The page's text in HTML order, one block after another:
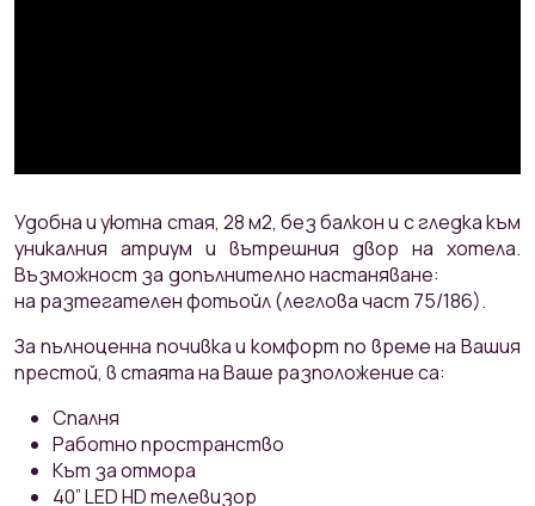
Удобна и уютна стая, 28 м2, без балкон и с гледка към
уникалния атриум и вътрешния двор на хотела.
Възможност за допълнително настаняване:
на разтегателен фотьойл (леглова част 75/186).
За пълноценна почивка и комфорт по време на Вашия
престой, в стаята на Ваше разположение са:
Спалня
Работно пространство
Кът за отмора
40” LED HD телевизор